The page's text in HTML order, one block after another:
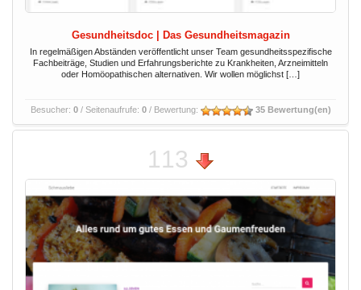
Gesundheitsdoc | Das Gesundheitsmagazin
In regelmäßigen Abständen veröffentlicht unser Team gesundheitsspezifische
Fachbeiträge, Studien und Erfahrungsberichte zu Krankheiten, Arzneimitteln
oder Homöopathischen alternativen. Wir wollen möglichst […]
Besucher: 0/ Seitenaufrufe: 0/ Bewertung: 35 Bewertung(en)
113